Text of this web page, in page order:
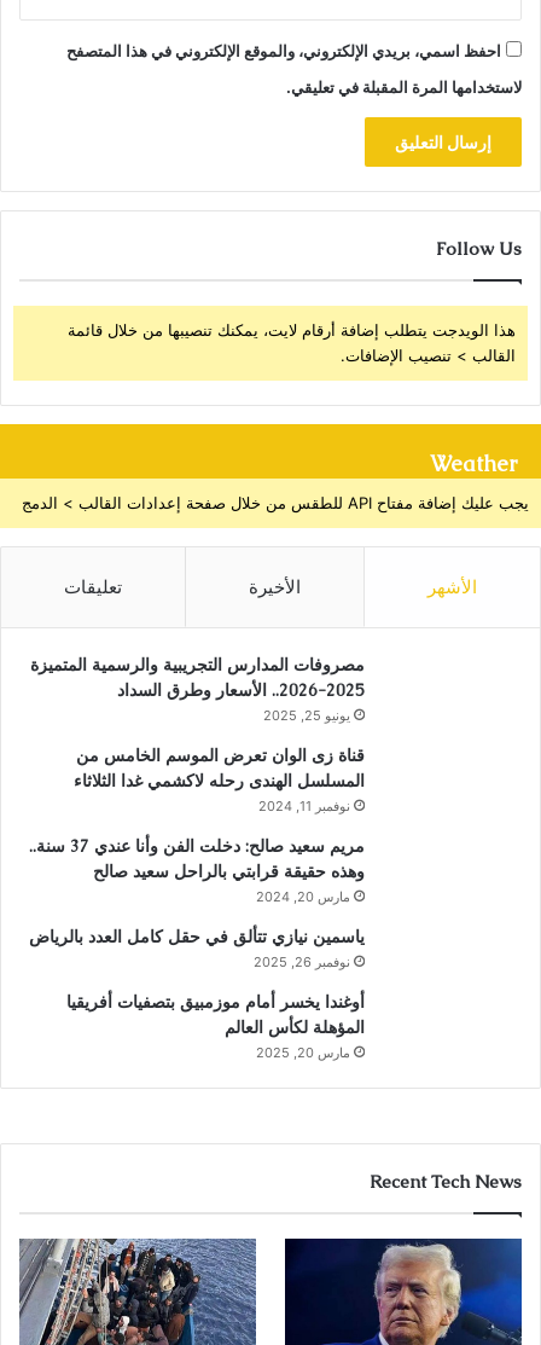
احفظ اسمي، بريدي الإلكتروني، والموقع الإلكتروني في هذا المتصفح
لاستخدامها المرة المقبلة في تعليقي.
Follow Us
هذا الويدجت يتطلب إضافة أرقام لايت، يمكنك تنصيبها من خلال قائمة
القالب > تنصيب الإضافات.
Weather
يجب عليك إضافة مفتاح API للطقس من خلال صفحة إعدادات القالب > الدمج
الأشهر الأخيرة تعليقات
مصروفات المدارس التجريبية والرسمية المتميزة
2025-2026.. الأسعار وطرق السداد
يونيو 25, 2025
قناة زى الوان تعرض الموسم الخامس من
المسلسل الهندى رحله لاكشمي غدا الثلاثاء
نوفمبر 11, 2024
مريم سعيد صالح: دخلت الفن وأنا عندي 37 سنة..
وهذه حقيقة قرابتي بالراحل سعيد صالح
مارس 20, 2024
ياسمين نيازي تتألق في حقل كامل العدد بالرياض
نوفمبر 26, 2025
أوغندا يخسر أمام موزمبيق بتصفيات أفريقيا
المؤهلة لكأس العالم
مارس 20, 2025
Recent Tech News